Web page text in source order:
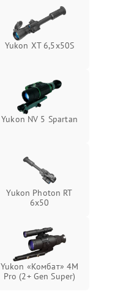
Yukon XT 6,5x50S
Yukon NV 5 Spartan
Yukon Photon RT
6x50
Yukon «Комбат» 4M
Pro (2+ Gen Super)